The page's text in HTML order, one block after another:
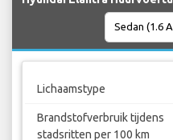
Lichaamstype
Brandstofverbruik tijdens
stadsritten per 100 km